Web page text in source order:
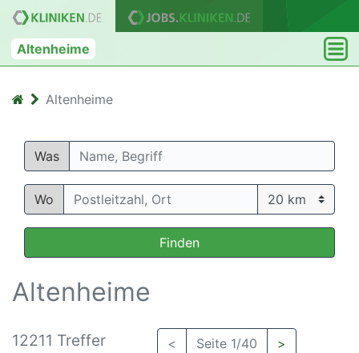
Altenheime
Altenheime
Was
Wo
Finden
Altenheime
12211 Treffer < Seite 1/40 >